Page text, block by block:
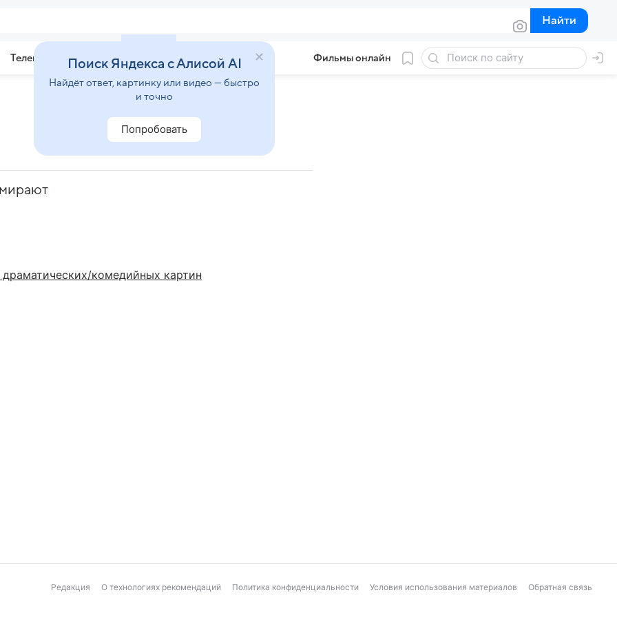
Найти
Найти
Телепрограмма Звезды Фильмы онлайн
комедийных картин
Редакция О технологиях рекомендаций Политика конфиденциальности Условия использования материалов Обратная связь
Поиск Яндекса с Алисой AI
Найдёт ответ, картинку или видео — быстро
и точно
Попробовать